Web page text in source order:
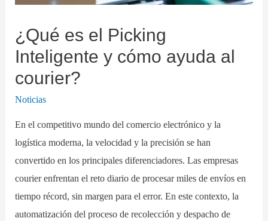
¿Qué es el Picking
Inteligente y cómo ayuda al
courier?
Noticias
En el competitivo mundo del comercio electrónico y la
logística moderna, la velocidad y la precisión se han
convertido en los principales diferenciadores. Las empresas
courier enfrentan el reto diario de procesar miles de envíos en
tiempo récord, sin margen para el error. En este contexto, la
automatización del proceso de recolección y despacho de